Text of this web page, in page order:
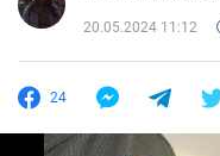
20.05.2024 11:12
24